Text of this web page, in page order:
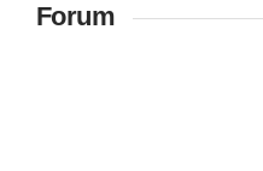
Forum